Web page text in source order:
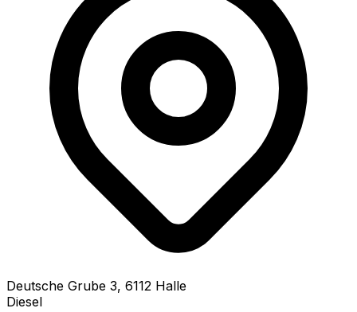
Deutsche Grube 3, 6112 Halle
Diesel